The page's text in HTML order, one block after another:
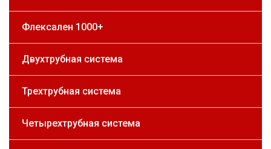
Флексален 1000+
Двухтрубная система
Трехтрубная система
Четырехтрубная система